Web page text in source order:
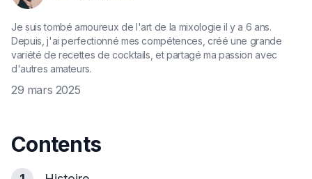
Je suis tombé amoureux de l'art de la mixologie il y a 6 ans.
Depuis, j'ai perfectionné mes compétences, créé une grande
variété de recettes de cocktails, et partagé ma passion avec
d'autres amateurs.
29 mars 2025
Contents